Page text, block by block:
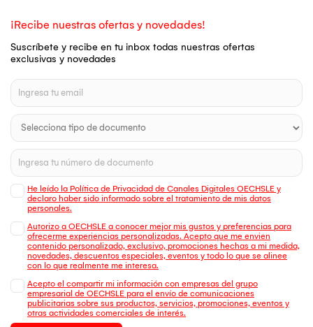
¡Recibe nuestras ofertas y novedades!
Suscríbete y recibe en tu inbox todas nuestras ofertas
exclusivas y novedades
He leído la Política de Privacidad de Canales Digitales OECHSLE y
declaro haber sido informado sobre el tratamiento de mis datos
personales.
Autorizo a OECHSLE a conocer mejor mis gustos y preferencias para
ofrecerme experiencias personalizadas. Acepto que me envien
contenido personalizado, exclusivo, promociones hechas a mi medida,
novedades, descuentos especiales, eventos y todo lo que se alinee
con lo que realmente me interesa.
Acepto el compartir mi información con empresas del grupo
empresarial de OECHSLE para el envío de comunicaciones
publicitarias sobre sus productos, servicios, promociones, eventos y
otras actividades comerciales de interés.